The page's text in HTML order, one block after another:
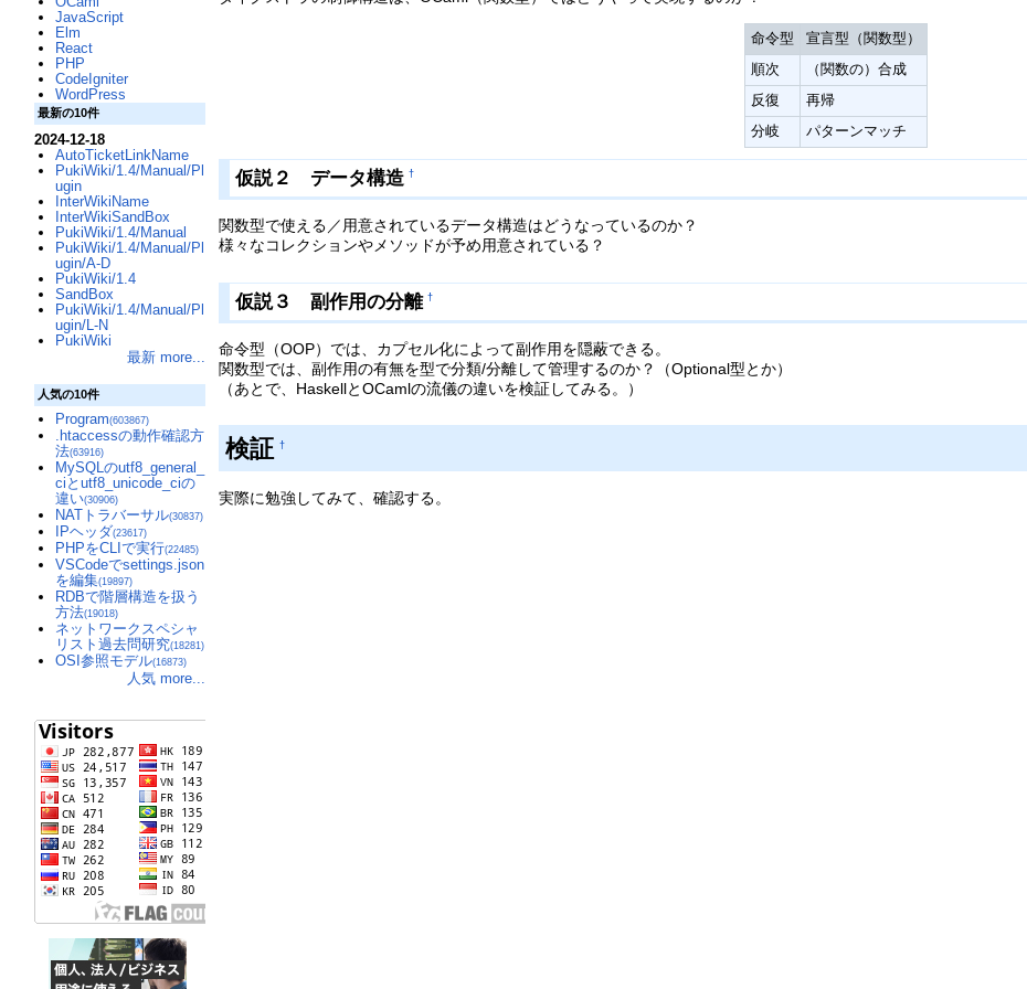
命令型
宣言型（関数型）
順次
（関数の）合成
反復
再帰
分岐
パターンマッチ
仮説２ データ構造 †
関数型で使える／用意されているデータ構造はどうなっているのか？
様々なコレクションやメソッドが予め用意されている？
仮説３ 副作用の分離 †
命令型（OOP）では、カプセル化によって副作用を隠蔽できる。
関数型では、副作用の有無を型で分類/分離して管理するのか？（Optional型とか）
（あとで、HaskellとOCamlの流儀の違いを検証してみる。）
検証 †
実際に勉強してみて、確認する。
JavaScript
Elm
React
PHP
CodeIgniter
WordPress
最新の10件
2024-12-18
AutoTicketLinkName
PukiWiki/1.4/Manual/Pl
ugin
InterWikiName
InterWikiSandBox
PukiWiki/1.4/Manual
PukiWiki/1.4/Manual/Pl
ugin/A-D
PukiWiki/1.4
SandBox
PukiWiki/1.4/Manual/Pl
ugin/L-N
PukiWiki
最新 more...
人気の10件
Program(603867)
.htaccessの動作確認方
法(63916)
MySQLのutf8_general_
ciとutf8_unicode_ciの
違い(30906)
NATトラバーサル(30837)
IPヘッダ(23617)
PHPをCLIで実行(22485)
VSCodeでsettings.json
を編集(19897)
RDBで階層構造を扱う
方法(19018)
ネットワークスペシャ
リスト過去問研究(18281)
OSI参照モデル(16873)
人気 more...